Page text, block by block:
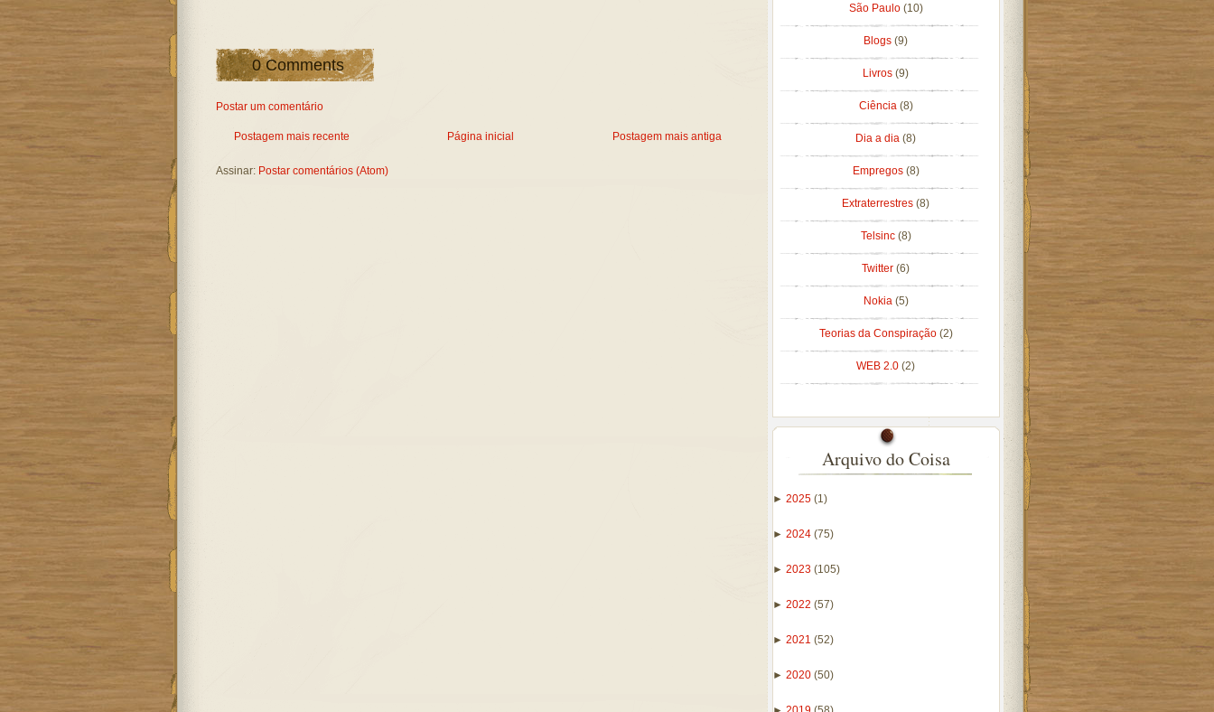
0 Comments
Postar um comentário
Postagem mais recente Postagem mais antiga
Página inicial
Assinar: Postar comentários (Atom)
São Paulo (10)
Blogs (9)
Livros (9)
Ciência (8)
Dia a dia (8)
Empregos (8)
Extraterrestres (8)
Telsinc (8)
Twitter (6)
Nokia (5)
Teorias da Conspiração (2)
WEB 2.0 (2)
Arquivo do Coisa
► 2025 (1)
► 2024 (75)
► 2023 (105)
► 2022 (57)
► 2021 (52)
► 2020 (50)